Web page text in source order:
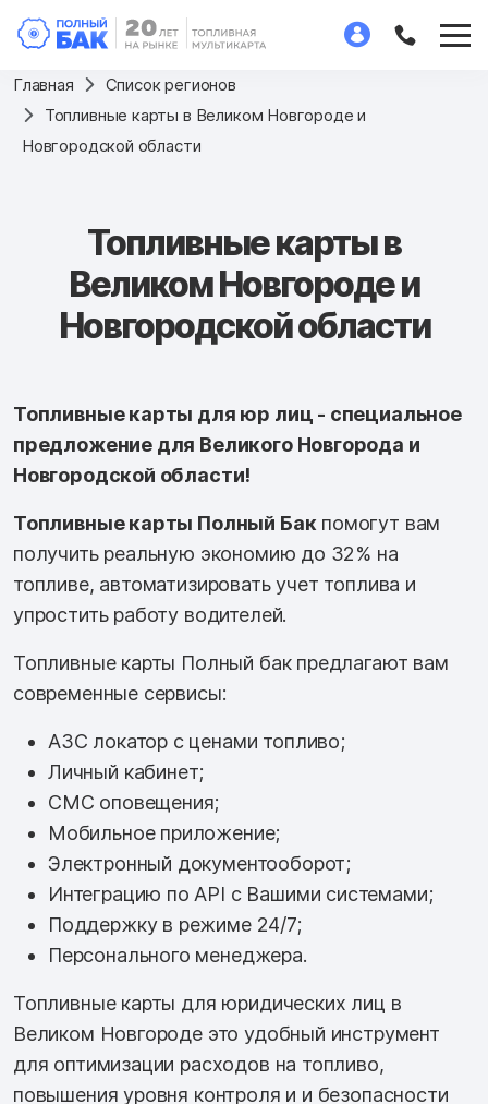
Главная
Список регионов
Топливные карты в Великом Новгороде и
Новгородской области
Топливные карты в
Великом Новгороде и
Новгородской области
Топливные карты для юр лиц - специальное
предложение для Великого Новгорода и
Новгородской области!
Топливные карты Полный Бак помогут вам
получить реальную экономию до 32% на
топливе, автоматизировать учет топлива и
упростить работу водителей.
Топливные карты Полный бак предлагают вам
современные сервисы:
АЗС локатор с ценами топливо;
Личный кабинет;
СМС оповещения;
Мобильное приложение;
Электронный документооборот;
Интеграцию по API с Вашими системами;
Поддержку в режиме 24/7;
Персонального менеджера.
Топливные карты для юридических лиц в
Великом Новгороде это удобный инструмент
для оптимизации расходов на топливо,
повышения уровня контроля и и безопасности